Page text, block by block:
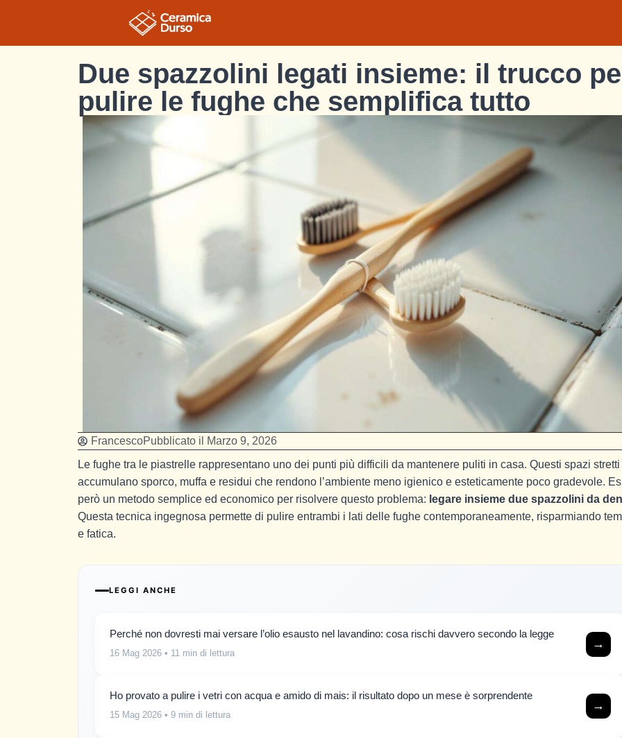
Due spazzolini legati insieme: il trucco
pulire le fughe che semplifica tutto
FrancescoPubblicato il
Marzo 9, 2026
Le fughe tra le piastrelle rappresentano uno dei punti più difficili da mantenere puliti in casa. Questi spazi stretti
accumulano sporco, muffa e residui che rendono l’ambiente meno igienico e esteticamente poco gradevole.
però un metodo semplice ed economico per risolvere questo problema: legare insieme due spazzolini da
Questa tecnica ingegnosa permette di pulire entrambi i lati delle fughe contemporaneamente, risparmiando
e fatica.
LEGGI ANCHE
Perché non dovresti mai versare l’olio esausto nel lavandino: cosa rischi davvero secondo la legge
16 Mag 2026 • 11 min di lettura
→
Ho provato a pulire i vetri con acqua e amido di mais: il risultato dopo un mese è sorprendente
15 Mag 2026 • 9 min di lettura
→